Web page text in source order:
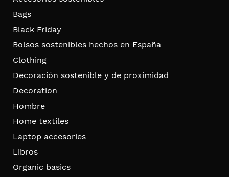
Bags
Black Friday
Bolsos sostenibles hechos en España
Clothing
Decoración sostenible y de proximidad
Decoration
Hombre
Home textiles
Laptop accesories
Libros
Organic basics